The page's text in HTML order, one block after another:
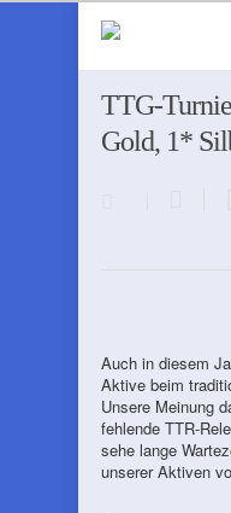
TTG-
Gold, 1*
Auch in diesem
Aktive beim
Unsere Meinung
fehlende TTR-
sehe lange
unserer Aktiven